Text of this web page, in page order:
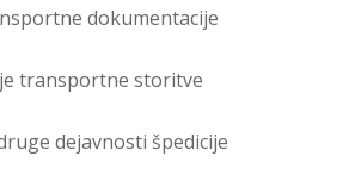
dokumentacije
transportne storitve
dejavnosti špedicije